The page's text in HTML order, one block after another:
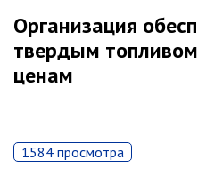
Расписание
Геральдика
Организация обеспечения населения
твердым
ценам
1584 просмотра